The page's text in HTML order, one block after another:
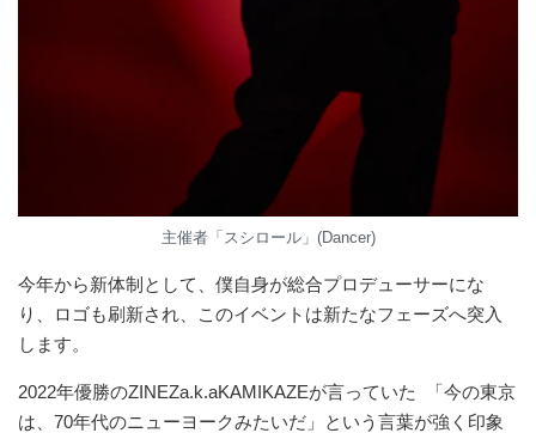
主催者「スシロール」(Dancer)
今年から新体制として、僕自身が総合プロデューサーにな
り、ロゴも刷新され、このイベントは新たなフェーズへ突入
します。
2022年優勝のZINEZa.k.aKAMIKAZEが言っていた 「今の東京
は、70年代のニューヨークみたいだ」という言葉が強く印象